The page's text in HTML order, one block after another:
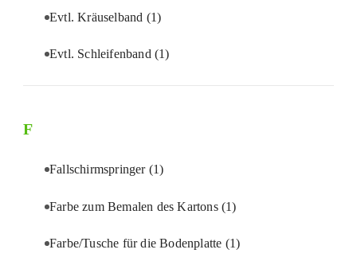
Evtl. Kräuselband (1)
Evtl. Schleifenband (1)
F
Fallschirmspringer (1)
Farbe zum Bemalen des Kartons (1)
Farbe/Tusche für die Bodenplatte (1)